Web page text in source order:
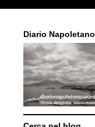
Diario Napoletano